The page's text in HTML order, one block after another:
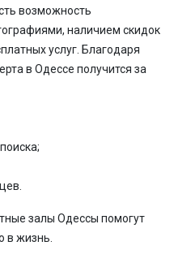
возможность
наличием скидок
услуг. Благодаря
в Одессе получится за
залы Одессы помогут
в жизнь.